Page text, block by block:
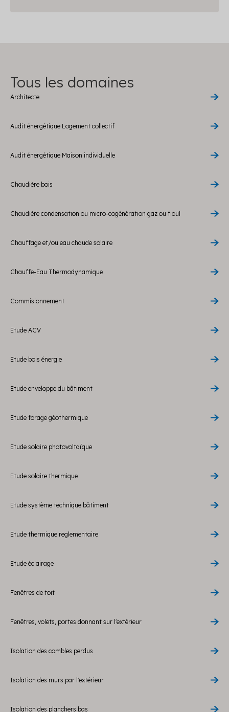
Tous les domaines
Architecte
Audit énergétique Logement collectif
Audit énergétique Maison individuelle
Chaudière bois
Chaudière condensation ou micro-cogénération gaz ou fioul
Chauffage et/ou eau chaude solaire
Chauffe-Eau Thermodynamique
Commisionnement
Etude ACV
Etude bois énergie
Etude enveloppe du bâtiment
Etude forage géothermique
Etude solaire photovoltaïque
Etude solaire thermique
Etude système technique bâtiment
Etude thermique reglementaire
Etude éclairage
Fenêtres de toit
Fenêtres, volets, portes donnant sur l'extérieur
Isolation des combles perdus
Isolation des murs par l'extérieur
Isolation des planchers bas